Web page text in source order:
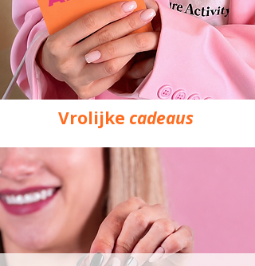
Vrolijke cadeaus